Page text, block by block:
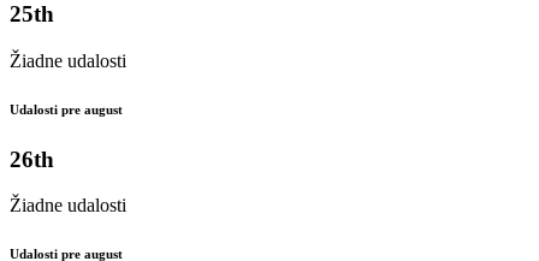
25th
Žiadne udalosti
Udalosti pre august
26th
Žiadne udalosti
Udalosti pre august